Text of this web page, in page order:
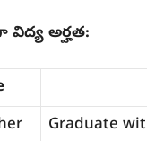
అర్హత:
Graduate